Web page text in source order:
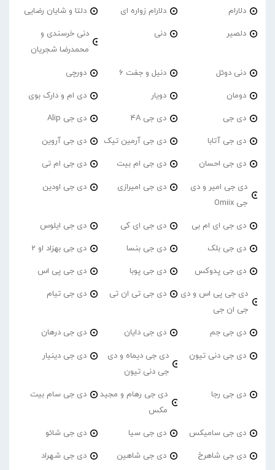
دلارام دلارام زواره ای دلتا و شایان رضایی
دلصیر دنی
دنی خرسندی و
محمدرضا شجریان
دنی دوئل دنیل و جفت 6 دورچی
دومان دویار دی ام و دارک بوی
دی جی دی جی 4A دی جی Alip
دی جی آتابا دی جی آرمین تیک دی جی آروین
دی جی احسان دی جی ام بیت دی جی ام تی
دی جی امیر و دی
جی Omiix
دی جی امیرازی دی جی اودین
دی جی ای ام بی دی جی ای کی دی جی ایلوس
دی جی بلک دی جی بنسا دی جی بهزاد او 2
دی جی پدوکس دی جی پوبا دی جی پی اس
دی جی پی اس و دی
جی ان جی
دی جی تی ان تی دی جی تیام
دی جی جم دی جی دایان دی جی درهان
دی جی دنی تیون
دی جی دیماه و دی
جی دنی تیون
دی جی دینیار
دی جی رجا
دی جی رهام و مجید
مکس
دی جی سام بیت
دی جی سامیکس دی جی سیا دی جی شائو
دی جی شاهرخ دی جی شاهین دی جی شهراد